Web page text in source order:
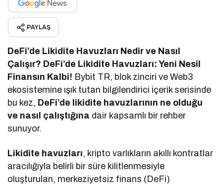
PAYLAŞ
DeFi’de Likidite Havuzları Nedir ve Nasıl
Çalışır? DeFi’de Likidite Havuzları: Yeni Nesil
Finansın Kalbi! Bybit TR, blok zinciri ve Web3
ekosistemine ışık tutan bilgilendirici içerik serisinde
bu kez, DeFi’de likidite havuzlarının ne olduğu
ve nasıl çalıştığına dair kapsamlı bir rehber
sunuyor.
Likidite havuzları, kripto varlıkların akıllı kontratlar
aracılığıyla belirli bir süre kilitlenmesiyle
oluşturulan, merkeziyetsiz finans (DeFi)